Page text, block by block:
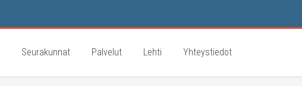
Seurakunnat Palvelut Lehti Yhteystiedot